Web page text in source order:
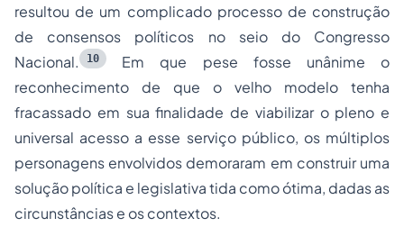
resultou de um complicado processo de construção
de consensos políticos no seio do Congresso
Nacional.
10
Em que pese fosse unânime o
reconhecimento de que o velho modelo tenha
fracassado em sua finalidade de viabilizar o pleno e
universal acesso a esse serviço público, os múltiplos
personagens envolvidos demoraram em construir uma
solução política e legislativa tida como ótima, dadas as
circunstâncias e os contextos.